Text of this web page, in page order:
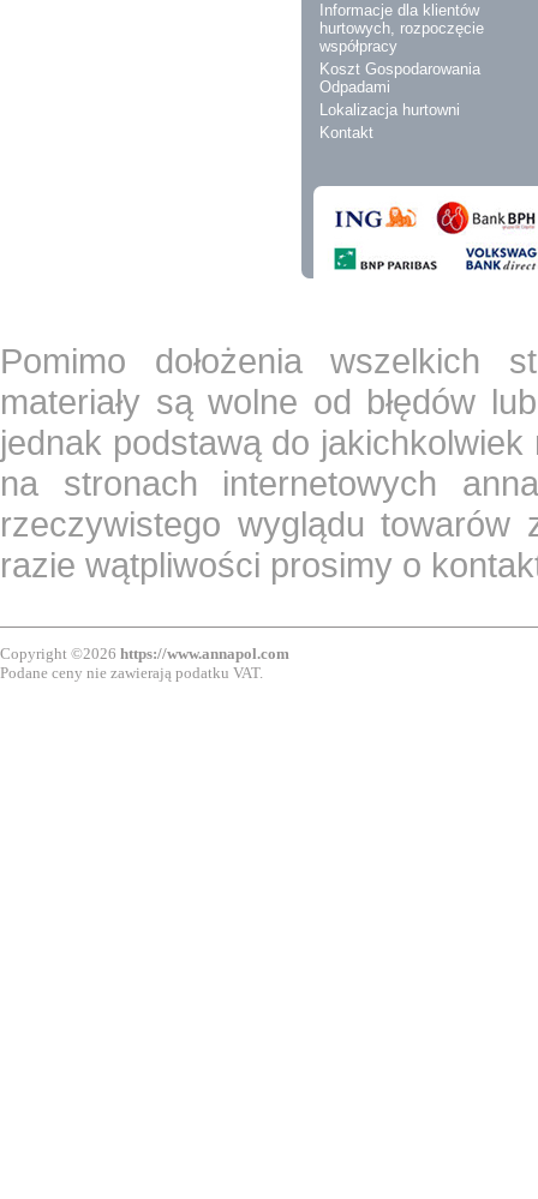
Informacje dla klientów
hurtowych, rozpoczęcie
współpracy
Koszt Gospodarowania
Odpadami
Lokalizacja hurtowni
Kontakt
Pomimo dołożenia wszelkich
materiały są wolne od błędów
jednak podstawą do
na stronach internetowych
rzeczywistego wyglądu
razie wątpliwości prosimy o
Copyright ©2026 https://www.annapol.com
Podane ceny nie zawierają podatku VAT.